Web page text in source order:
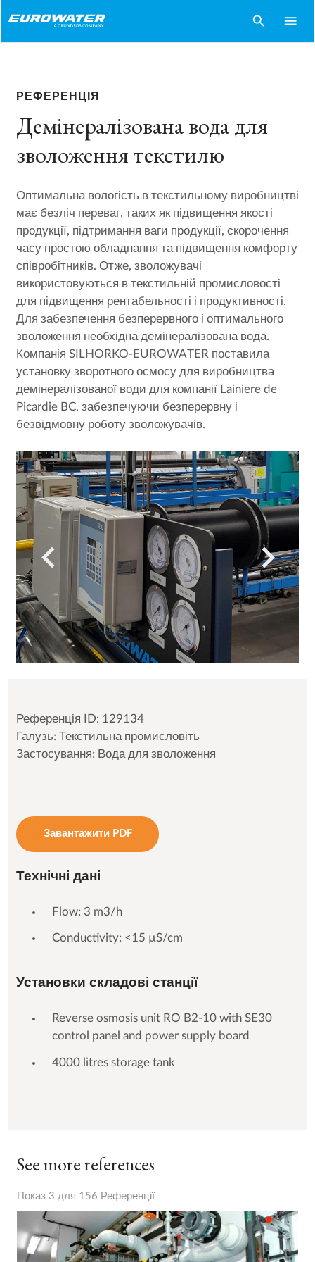
search menu
РЕФЕРЕНЦІЯ
Демінералізована вода для
зволоження текстилю
Оптимальна вологість в текстильному виробництві
має безліч переваг, таких як підвищення якості
продукції, підтримання ваги продукції, скорочення
часу простою обладнання та підвищення комфорту
співробітників. Отже, зволожувачі
використовуються в текстильній промисловості
для підвищення рентабельності і продуктивності.
Для забезпечення безперервного і оптимального
зволоження необхідна демінералізована вода.
Компанія SILHORKO-EUROWATER поставила
установку зворотного осмосу для виробництва
демінералізованої води для компанії Lainiere de
Picardie BC, забезпечуючи безперервну і
безвідмовну роботу зволожувачів.
Референція ID: 129134
Галузь: Текстильна промисловіть
Застосування: Вода для зволоження
Завантажити PDF
Технічні дані
Flow: 3 m3/h
Conductivity: <15 µS/cm
Установки складові станції
Reverse osmosis unit RO B2-10 with SE30
control panel and power supply board
4000 litres storage tank
See more references
Показ 3 для 156 Референції